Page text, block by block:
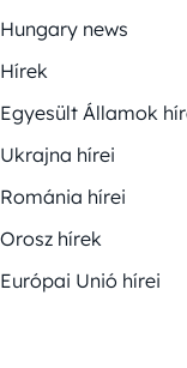
Hungary news
Hírek
Egyesült Államok
Ukrajna hírei
Románia hírei
Orosz hírek
Európai Unió hírei